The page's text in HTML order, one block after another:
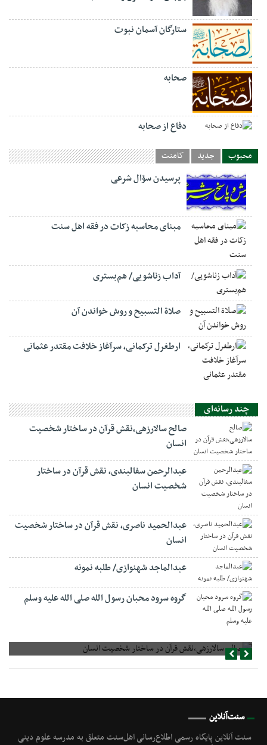
ستارگان آسمان نبوت
صحابه
دفاع از صحابه
محبوب جدید کامنت
پرسیدن سؤال شرعی
مبنای محاسبه زکات در فقه اهل سنت
آداب زناشویی/ هم‌بستری
صلاة التسبيح و روش خواندن آن
ارطغرل ترکمانی، سرآغاز خلافت مقتدر عثمانی
چند رسانه‌ای
صالح سالارزهی،‌نقش قرآن در ساختار شخصیت
انسان
عبدالرحمن سفالبندی، نقش قرآن در ساختار
شخصیت انسان
عبدالحمید ناصری، نقش قرآن در ساختار شخصیت
انسان
عبدالماجد شهنوازی/ طلبه نمونه
گروه سرود محبان رسول الله صلی الله علیه وسلم
صالح سالارزهی،‌نقش قرآن در ساختار شخصیت انسان
سنت‌آنلاین
سنت آنلاین پایگاه رسمی اطلاع‌رسانی اهل‌سنت متعلق به مدرسه علوم دینی